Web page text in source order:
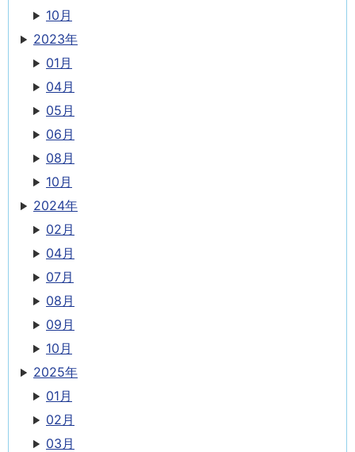
10月
2023年
01月
04月
05月
06月
08月
10月
2024年
02月
04月
07月
08月
09月
10月
2025年
01月
02月
03月